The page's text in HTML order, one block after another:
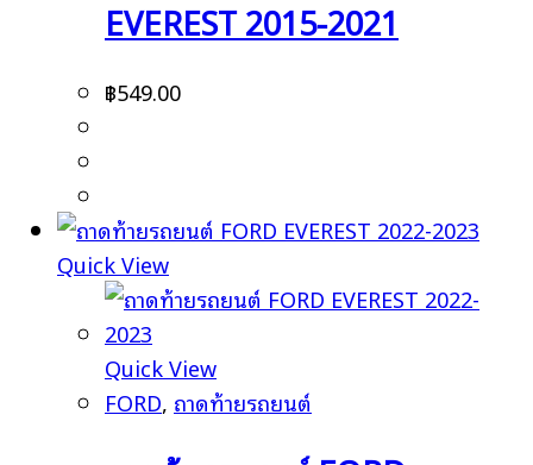
EVEREST 2015-2021
฿549.00
Quick View
Quick View
FORD, ถาดท้ายรถยนต์